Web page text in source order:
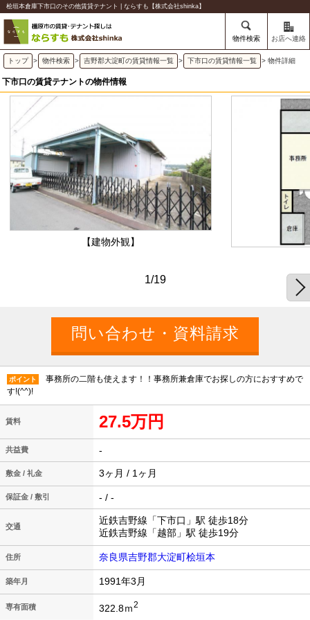
桧垣本倉庫下市口のその他賃貸テナント | ならすも【株式会社shinka】
物件検索 お店へ連絡
トップ > 物件検索 > 吉野郡大淀町の賃貸情報一覧 > 下市口の賃貸情報一覧 > 物件詳細
下市口の賃貸テナントの物件情報
【建物外観】
1/19
ポイント
事務所の二階も使えます！！事務所兼倉庫でお探しの方におすすめで
す!(^^)!
賃料 27.5万円
共益費 -
敷金 / 礼金 3ヶ月 / 1ヶ月
保証金 / 敷引 - / -
交通
近鉄吉野線「下市口」駅 徒歩18分
近鉄吉野線「越部」駅 徒歩19分
住所 奈良県吉野郡大淀町桧垣本
築年月 1991年3月
専有面積 322.8ｍ2